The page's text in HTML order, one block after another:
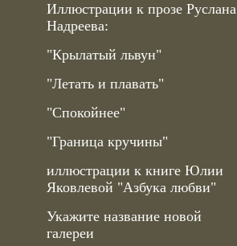
Иллюстрации к прозе Руслана
Надреева:
"Крылатый львун"
"Летать и плавать"
"Спокойнее"
"Граница кручины"
иллюстрации к книге Юлии
Яковлевой "Азбука любви"
Укажите название новой
галереи